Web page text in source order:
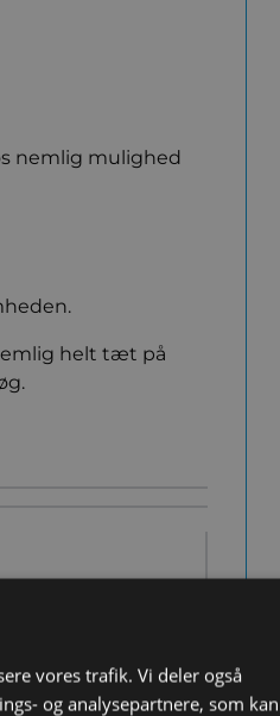
nemlig mulighed
helt tæt på
til navigation
egen
verden og lære
vores trafik. Vi deler også
og analysepartnere, som kan